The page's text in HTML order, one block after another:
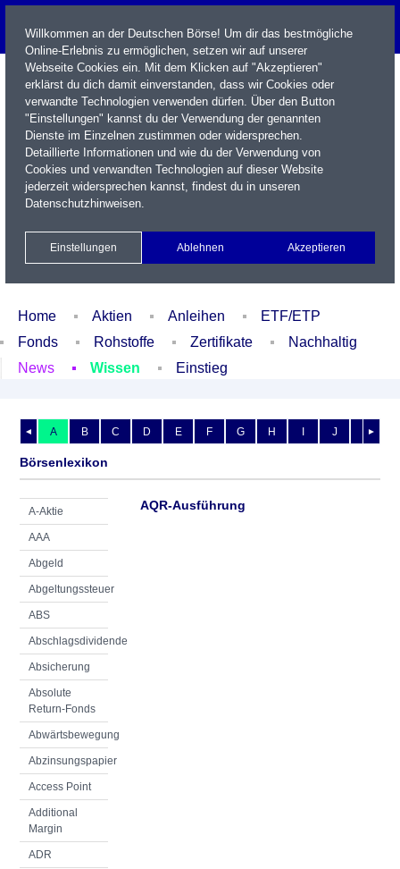
Name / WKN / ISIN / Kürzel
Xetra Realtime
Watchlist Portfolio Login
Home Aktien Anleihen
ETF/ETP
Fonds
Rohstoffe Zertifikate
Nachhaltig
News
Wissen Einstieg
◄ ►
A B C D E F G H I J K
Börsenlexikon
A-Aktie
AAA
Abgeld
Abgeltungssteuer
ABS
Abschlagsdividende
Absicherung
Absolute
Return-Fonds
Abwärtsbewegung
Abzinsungspapier
Access Point
Additional
Margin
ADR
AQR-Ausführung
Willkommen an der Deutschen Börse! Um dir das bestmögliche
Online-Erlebnis zu ermöglichen, setzen wir auf unserer
Webseite Cookies ein. Mit dem Klicken auf "Akzeptieren"
erklärst du dich damit einverstanden, dass wir Cookies oder
verwandte Technologien verwenden dürfen. Über den Button
"Einstellungen" kannst du der Verwendung der genannten
Dienste im Einzelnen zustimmen oder widersprechen.
Detaillierte Informationen und wie du der Verwendung von
Cookies und verwandten Technologien auf dieser Website
jederzeit widersprechen kannst, findest du in unseren
Datenschutzhinweisen.
Einstellungen Ablehnen Akzeptieren